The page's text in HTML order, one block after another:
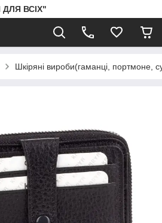
ВСІХ"
Шкіряні вироби(гаманці, портмоне,